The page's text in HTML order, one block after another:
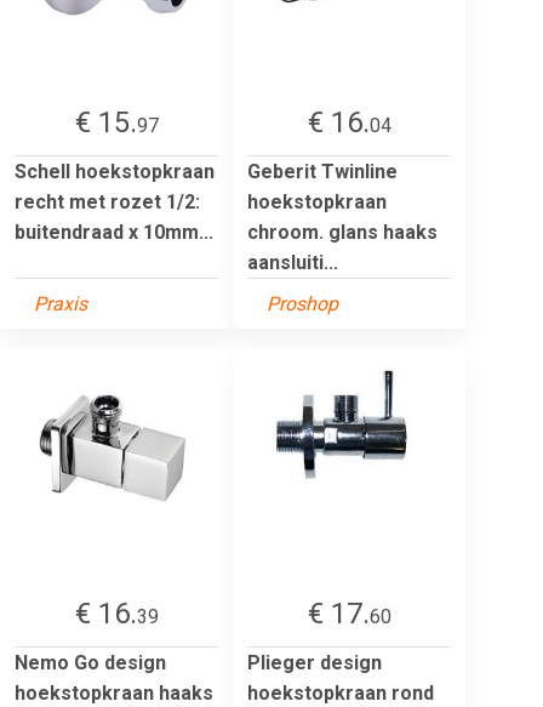
€ 15.97
Schell hoekstopkraan
recht met rozet 1/2:
buitendraad x 10mm...
Praxis
€ 16.04
Geberit Twinline
hoekstopkraan
chroom. glans haaks
aansluiti...
Proshop
€ 16.39
Nemo Go design
hoekstopkraan haaks
€ 17.60
Plieger design
hoekstopkraan rond